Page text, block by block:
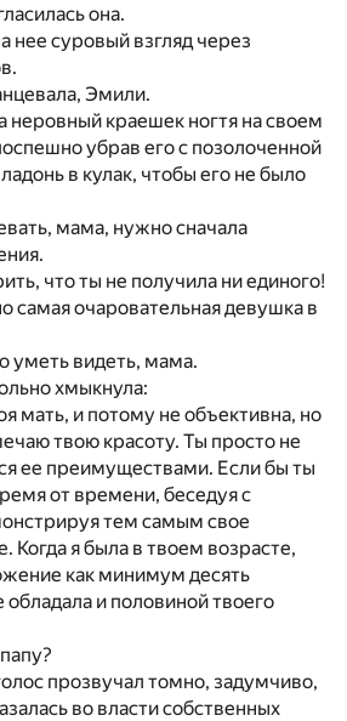
она.
нее суровый взгляд через
Эмили.
неровный краешек ногтя на своем
убрав его с позолоченной
в кулак, чтобы его не было
мама, нужно сначала
что ты не получила ни единого!
самая очаровательная девушка в
уметь видеть, мама.
хмыкнула:
мать, и потому не объективна, но
твою красоту. Ты просто не
ее преимуществами. Если бы ты
от времени, беседуя с
тем самым свое
Когда я была в твоем возрасте,
как минимум десять
обладала и половиной твоего
прозвучал томно, задумчиво,
во власти собственных